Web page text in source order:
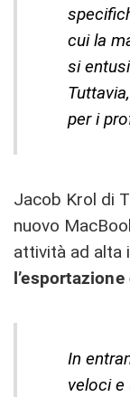
cui la
si
per i
Jacob Krol di
nuovo
attività ad alta
In
veloci e